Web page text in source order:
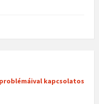
kapcsolatos